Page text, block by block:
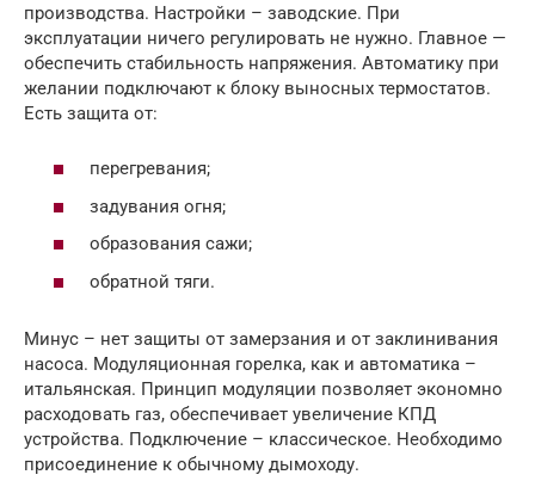
производства. Настройки – заводские. При
эксплуатации ничего регулировать не нужно. Главное —
обеспечить стабильность напряжения. Автоматику при
желании подключают к блоку выносных термостатов.
Есть защита от:
перегревания;
задувания огня;
образования сажи;
обратной тяги.
Минус – нет защиты от замерзания и от заклинивания
насоса. Модуляционная горелка, как и автоматика –
итальянская. Принцип модуляции позволяет экономно
расходовать газ, обеспечивает увеличение КПД
устройства. Подключение – классическое. Необходимо
присоединение к обычному дымоходу.